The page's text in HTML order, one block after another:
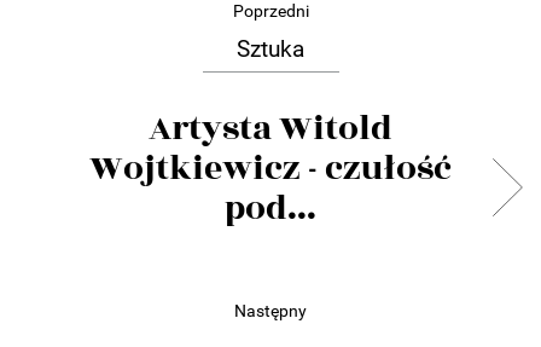
Poprzedni
Sztuka
Artysta Witold
Wojtkiewicz - czułość
pod...
Następny